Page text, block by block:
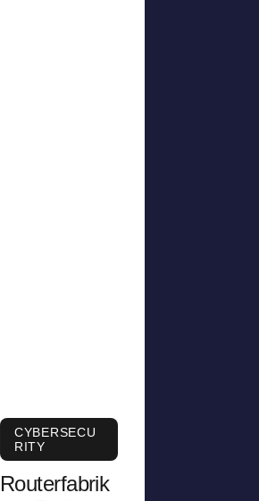
CYBERSECU
RITY
Routerfabrik